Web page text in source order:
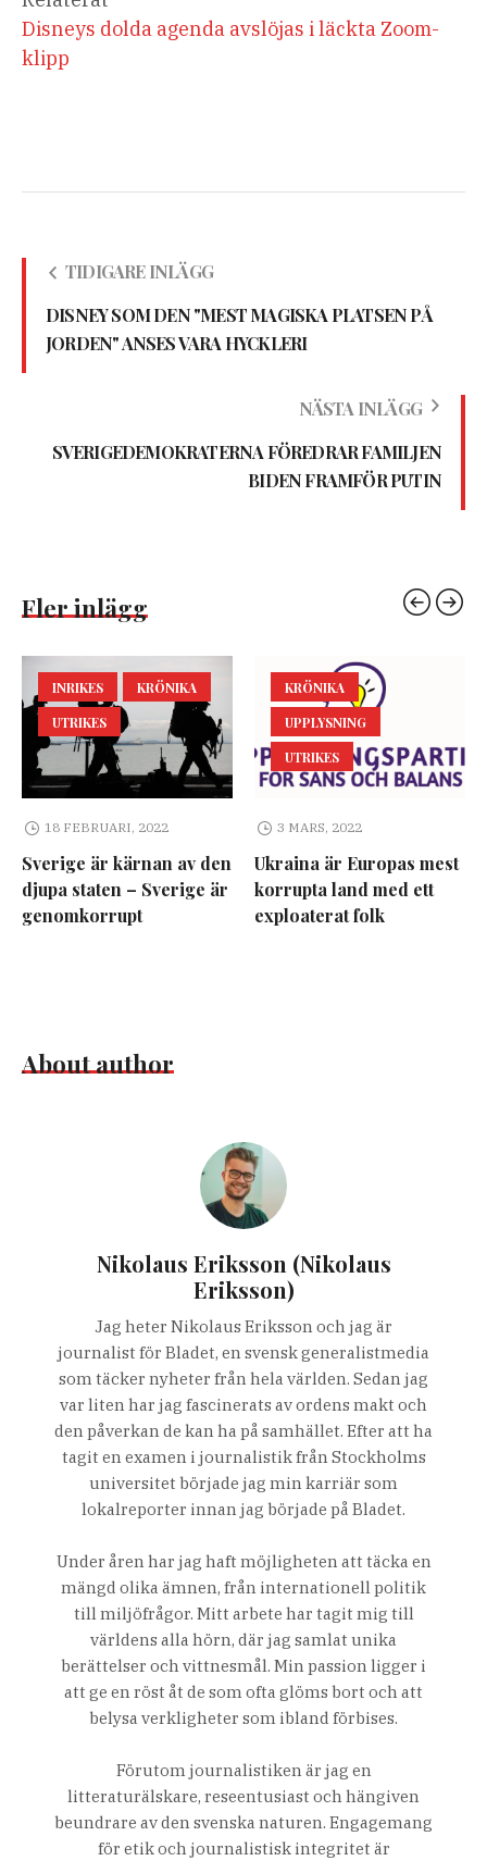
Disneys dolda agenda avslöjas i läckta Zoom-
klipp
TIDIGARE INLÄGG
DISNEY SOM DEN "MEST MAGISKA PLATSEN PÅ
JORDEN" ANSES VARA HYCKLERI
NÄSTA INLÄGG
SVERIGEDEMOKRATERNA FÖREDRAR FAMILJEN
BIDEN FRAMFÖR PUTIN
Fler inlägg
INRIKES
KRÖNIKA
UTRIKES
18 FEBRUARI, 2022
Sverige är kärnan av den
djupa staten – Sverige är
genomkorrupt
KRÖNIKA
UPPLYSNING
UTRIKES
3 MARS, 2022
Ukraina är Europas mest
korrupta land med ett
exploaterat folk
About author
Nikolaus Eriksson (Nikolaus
Eriksson)
Jag heter Nikolaus Eriksson och jag är
journalist för Bladet, en svensk generalistmedia
som täcker nyheter från hela världen. Sedan jag
var liten har jag fascinerats av ordens makt och
den påverkan de kan ha på samhället. Efter att ha
tagit en examen i journalistik från Stockholms
universitet började jag min karriär som
lokalreporter innan jag började på Bladet.
Under åren har jag haft möjligheten att täcka en
mängd olika ämnen, från internationell politik
till miljöfrågor. Mitt arbete har tagit mig till
världens alla hörn, där jag samlat unika
berättelser och vittnesmål. Min passion ligger i
att ge en röst åt de som ofta glöms bort och att
belysa verkligheter som ibland förbises.
Förutom journalistiken är jag en
litteraturälskare, reseentusiast och hängiven
beundrare av den svenska naturen. Engagemang
för etik och journalistisk integritet är